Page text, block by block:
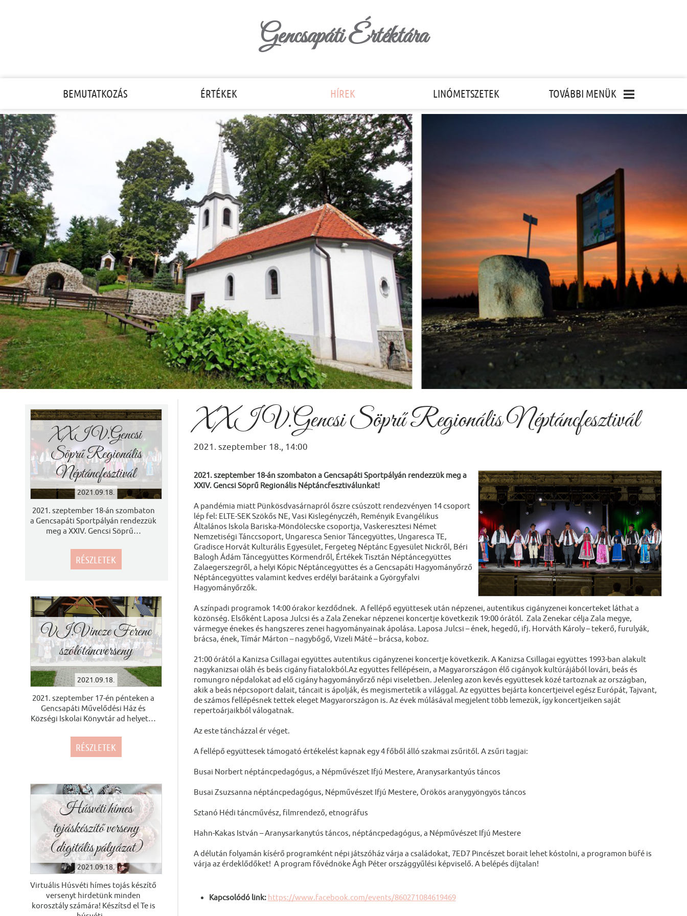
Gencsapáti Értéktára
BEMUTATKOZÁS ÉRTÉKEK HÍREK LINÓMETSZETEK TOVÁBBI MENÜK
Második helyezést ért el a
gencsapáti Tóth család a megyei
értéktár vetélkedőn!
Országos Regős
Találkozó
2021.09.18.
Országos Regős Találkozón vett
részt a Gencsapáti Hagyományőrző
Néptáncegyüttes különítménye
RÉSZLETEK
XXIV.Gencsi
Söprű Regionális
Néptáncfesztivál
2021.09.18.
2021. szeptember 18-án szombaton
a Gencsapáti Sportpályán rendezzük
meg a XXIV. Gencsi Söprű…
RÉSZLETEK
VI.Vincze Ferenc
szólótáncverseny
2021.09.18.
2021. szeptember 17-én pénteken a
Gencsapáti Művelődési Ház és
Községi Iskolai Könyvtár ad helyet…
RÉSZLETEK
Húsvéti hímes
tojáskészítő verseny
(digitális pályázat)
2021.09.18.
Virtuális Húsvéti hímes tojás készítő
versenyt hirdetünk minden
korosztály számára! Készítsd el Te is
XXIV.Gencsi Söprű Regionális Néptáncfesztivál
2021. szeptember 18., 14:00
2021. szeptember 18-án szombaton a Gencsapáti Sportpályán rendezzük meg a
XXIV. Gencsi Söprű Regionális Néptáncfesztiválunkat!
A pandémia miatt Pünkösdvasárnapról őszre csúszott rendezvényen 14 csoport
lép fel: ELTE-SEK Szökős NE, Vasi Kislegényczéh, Reményik Evangélikus
Általános Iskola Bariska-Möndölecske csoportja, Vaskeresztesi Német
Nemzetiségi Tánccsoport, Ungaresca Senior Táncegyüttes, Ungaresca TE,
Gradisce Horvát Kulturális Egyesület, Fergeteg Néptánc Egyesület Nickről, Béri
Balogh Ádám Táncegyüttes Körmendről, Értékek Tisztán Néptáncegyüttes
Zalaegerszegről, a helyi Kópic Néptáncegyüttes és a Gencsapáti Hagyományőrző
Néptáncegyüttes valamint kedves erdélyi barátaink a Györgyfalvi
Hagyományőrzők.
A színpadi programok 14:00 órakor kezdődnek. A fellépő együttesek után népzenei, autentikus cigányzenei koncerteket láthat a
közönség. Elsőként Laposa Julcsi és a Zala Zenekar népzenei koncertje következik 19:00 órától. Zala Zenekar célja Zala megye,
vármegye énekes és hangszeres zenei hagyományainak ápolása. Laposa Julcsi – ének, hegedű, ifj. Horváth Károly – tekerő, furulyák,
brácsa, ének, Tímár Márton – nagybőgő, Vizeli Máté – brácsa, koboz.
21:00 órától a Kanizsa Csillagai együttes autentikus cigányzenei koncertje következik. A Kanizsa Csillagai együttes 1993-ban alakult
nagykanizsai oláh és beás cigány fiatalokból.Az együttes fellépésein, a Magyarországon élő cigányok kultúrájából lovári, beás és
romungro népdalokat ad elő cigány hagyományőrző népi viseletben. Jelenleg azon kevés együttesek közé tartoznak az országban,
akik a beás népcsoport dalait, táncait is ápolják, és megismertetik a világgal. Az együttes bejárta koncertjeivel egész Európát, Tajvant,
de számos fellépésnek tettek eleget Magyarországon is. Az évek múlásával megjelent több lemezük, így koncertjeiken saját
repertoárjaikból válogatnak.
Az este táncházzal ér véget.
A fellépő együttesek támogató értékelést kapnak egy 4 főből álló szakmai zsűritől. A zsűri tagjai:
Busai Norbert néptáncpedagógus, a Népművészet Ifjú Mestere, Aranysarkantyús táncos
Busai Zsuzsanna néptáncpedagógus, Népművészet Ifjú Mestere, Örökös aranygyöngyös táncos
Sztanó Hédi táncművész, filmrendező, etnográfus
Hahn-Kakas István – Aranysarkanytús táncos, néptáncpedagógus, a Népművészet Ifjú Mestere
A délután folyamán kísérő programként népi játszóház várja a családokat, 7ED7 Pincészet borait lehet kóstolni, a programon büfé is
várja az érdeklődőket! A program fővédnöke Ágh Péter országgyűlési képviselő. A belépés díjtalan!
Kapcsolódó link: https://www.facebook.com/events/860271084619469